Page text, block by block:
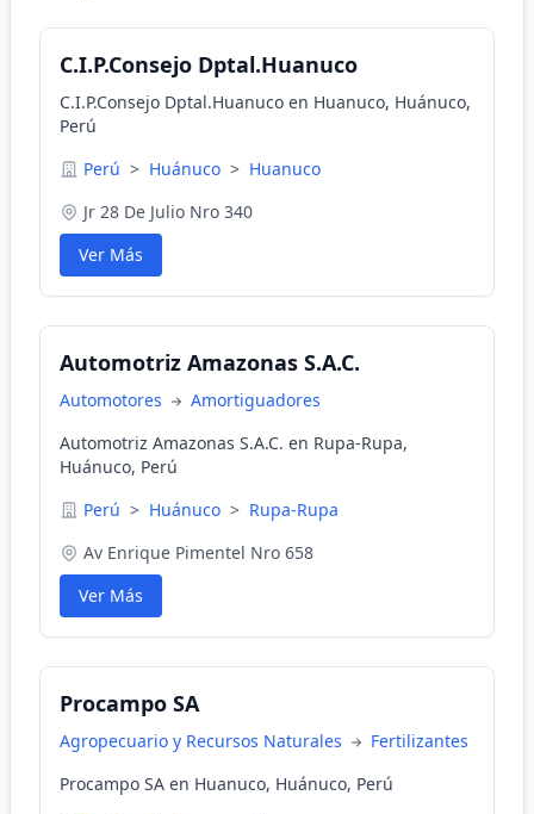
C.I.P.Consejo Dptal.Huanuco
C.I.P.Consejo Dptal.Huanuco en Huanuco, Huánuco,
Perú
Perú > Huánuco > Huanuco
Jr 28 De Julio Nro 340
Ver Más
Automotriz Amazonas S.A.C.
Automotores
Amortiguadores
Automotriz Amazonas S.A.C. en Rupa-Rupa,
Huánuco, Perú
Perú > Huánuco > Rupa-Rupa
Av Enrique Pimentel Nro 658
Ver Más
Procampo SA
Agropecuario y Recursos Naturales
Fertilizantes
Procampo SA en Huanuco, Huánuco, Perú